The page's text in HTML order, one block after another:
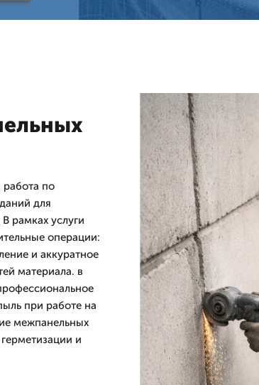
по
для
рамках услуги
операции:
и аккуратное
материала. в
при работе на
межпанельных
и